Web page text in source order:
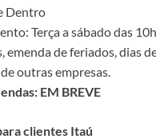
Dentro
Terça a sábado das
emenda de feriados, dias
outras empresas.
EM BREVE
clientes Itaú